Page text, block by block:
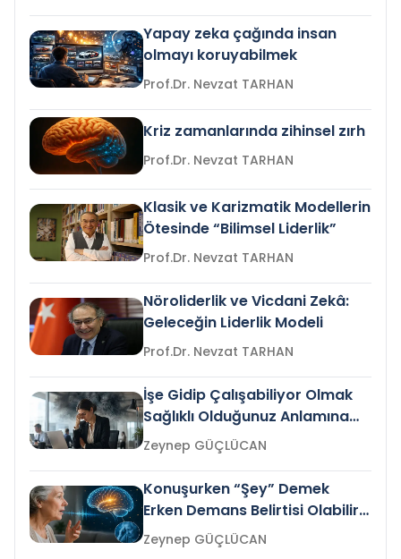
Yapay zeka çağında insan
olmayı koruyabilmek
Prof.Dr. Nevzat TARHAN
Kriz zamanlarında zihinsel zırh
Prof.Dr. Nevzat TARHAN
Klasik ve Karizmatik Modellerin
Ötesinde “Bilimsel Liderlik”
Prof.Dr. Nevzat TARHAN
Nöroliderlik ve Vicdani Zekâ:
Geleceğin Liderlik Modeli
Prof.Dr. Nevzat TARHAN
İşe Gidip Çalışabiliyor Olmak
Sağlıklı Olduğunuz Anlamına
Gelir mi?Zeynep GÜÇLÜCAN
Konuşurken “Şey” Demek
Erken Demans Belirtisi Olabilir
mi?
Zeynep GÜÇLÜCAN